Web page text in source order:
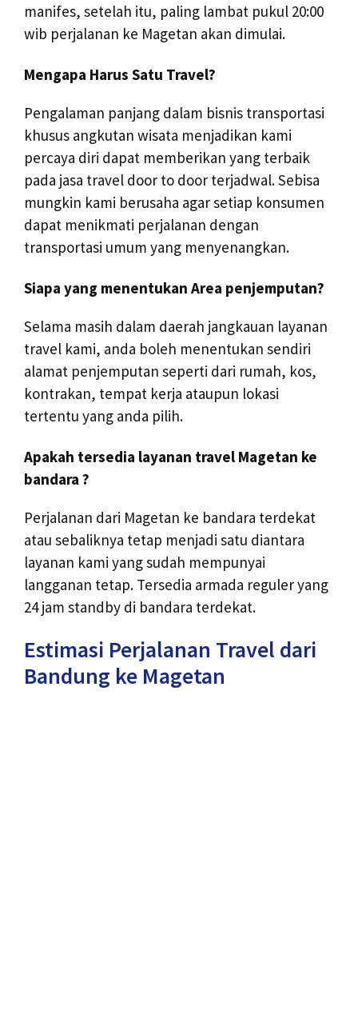
manifes, setelah itu, paling lambat pukul 20:00
wib perjalanan ke Magetan akan dimulai.
Mengapa Harus Satu Travel?
Pengalaman panjang dalam bisnis transportasi
khusus angkutan wisata menjadikan kami
percaya diri dapat memberikan yang terbaik
pada jasa travel door to door terjadwal. Sebisa
mungkin kami berusaha agar setiap konsumen
dapat menikmati perjalanan dengan
transportasi umum yang menyenangkan.
Siapa yang menentukan Area penjemputan?
Selama masih dalam daerah jangkauan layanan
travel kami, anda boleh menentukan sendiri
alamat penjemputan seperti dari rumah, kos,
kontrakan, tempat kerja ataupun lokasi
tertentu yang anda pilih.
Apakah tersedia layanan travel Magetan ke
bandara ?
Perjalanan dari Magetan ke bandara terdekat
atau sebaliknya tetap menjadi satu diantara
layanan kami yang sudah mempunyai
langganan tetap. Tersedia armada reguler yang
24 jam standby di bandara terdekat.
Estimasi Perjalanan Travel dari
Bandung ke Magetan